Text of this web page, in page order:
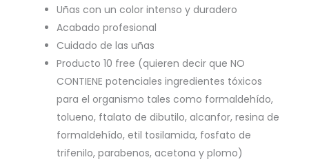
Uñas con un color intenso y duradero
Acabado profesional
Cuidado de las uñas
Producto 10 free (quieren decir que NO
CONTIENE potenciales ingredientes tóxicos
para el organismo tales como formaldehído,
tolueno, ftalato de dibutilo, alcanfor, resina de
formaldehído, etil tosilamida, fosfato de
trifenilo, parabenos, acetona y plomo)